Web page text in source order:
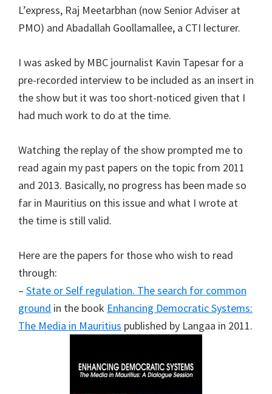
L’express, Raj Meetarbhan (now Senior Adviser at
PMO) and Abadallah Goollamallee, a CTI lecturer.
I was asked by MBC journalist Kavin Tapesar for a
pre-recorded interview to be included as an insert in
the show but it was too short-noticed given that I
had much work to do at the time.
Watching the replay of the show prompted me to
read again my past papers on the topic from 2011
and 2013. Basically, no progress has been made so
far in Mauritius on this issue and what I wrote at
the time is still valid.
Here are the papers for those who wish to read
through:
– State or Self regulation. The search for common
ground in the book Enhancing Democratic Systems:
The Media in Mauritius published by Langaa in 2011.